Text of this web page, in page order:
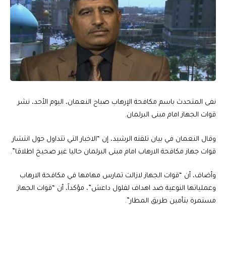
نفى المتحدث باسم مكافحة الإرهاب صباح النعمان، اليوم الأحد، نشر
قوات الجهاز امام مبنى البرلمان.
وقال النعمان في بيان تلقته الرشيد، إن “الاخبار التي تتداول حول انتشار
قوات جهاز مكافحة الارهاب امام مبنى البرلمان حاليا غير صحيح اطلاقا”.
وأضاف، أن “قوات الجهاز لازالت تمارس مهامها في مكافحة الارهاب
وعملياتها النوعية ضد اهداف لفلول داعش”، مؤكداً، أن “قوات الجهاز
مستمرة بتأمين طريق المطار”.